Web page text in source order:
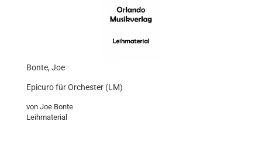
Bonte, Joe
Epicuro für Orchester (LM)
von Joe Bonte
Leihmaterial